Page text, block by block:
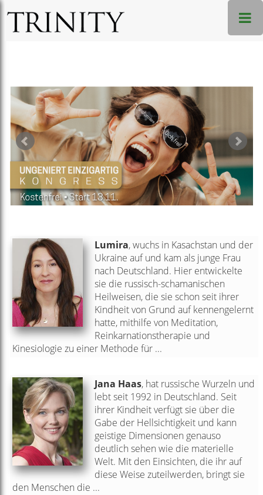
Lumira, wuchs in Kasachstan und der
Ukraine auf und kam als junge Frau
nach Deutschland. Hier entwickelte
sie die russisch-schamanischen
Heilweisen, die sie schon seit ihrer
Kindheit von Grund auf kennengelernt
hatte, mithilfe von Meditation,
Reinkarnationstherapie und
Kinesiologie zu einer Methode für ...
Jana Haas, hat russische Wurzeln und
lebt seit 1992 in Deutschland. Seit
ihrer Kindheit verfügt sie über die
Gabe der Hellsichtigkeit und kann
geistige Dimensionen genauso
deutlich sehen wie die materielle
Welt. Mit den Einsichten, die ihr auf
diese Weise zuteilwerden, bringt sie
den Menschen die ...